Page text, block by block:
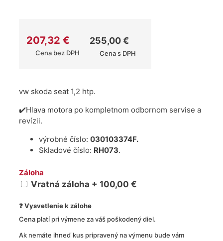
207,32 €
Cena bez DPH
255,00€
Cena s DPH
vw skoda seat 1,2 htp.
✔️Hlava motora po kompletnom odbornom servise a
revízii.
výrobné číslo: 030103374F.
Skladové číslo: RH073.
Záloha
Vratná záloha + 100,00 €
❓ Vysvetlenie k zálohe
Cena platí pri výmene za váš poškodený diel.
Ak nemáte ihneď kus pripravený na výmenu bude vám